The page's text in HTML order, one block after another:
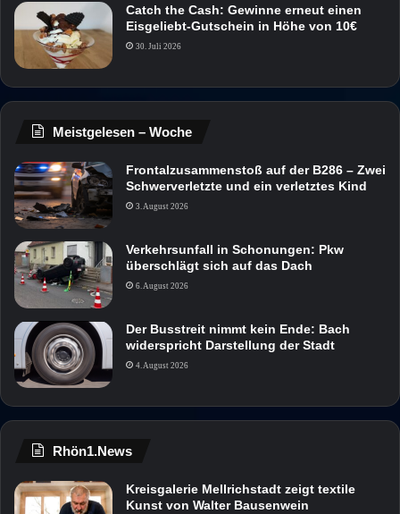
Catch the Cash: Gewinne erneut einen
Eisgeliebt-Gutschein in Höhe von 10€
30. Juli 2026
Meistgelesen – Woche
Frontalzusammenstoß auf der B286 – Zwei
Schwerverletzte und ein verletztes Kind
3. August 2026
Verkehrsunfall in Schonungen: Pkw
überschlägt sich auf das Dach
6. August 2026
Der Busstreit nimmt kein Ende: Bach
widerspricht Darstellung der Stadt
4. August 2026
Rhön1.News
Kreisgalerie Mellrichstadt zeigt textile
Kunst von Walter Bausenwein